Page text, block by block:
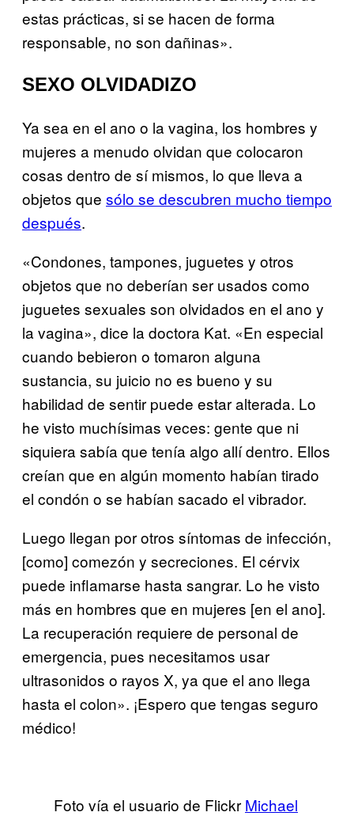
estas prácticas, si se hacen de forma
responsable, no son dañinas».
SEXO OLVIDADIZO
Ya sea en el ano o la vagina, los hombres y
mujeres a menudo olvidan que colocaron
cosas dentro de sí mismos, lo que lleva a
objetos que sólo se descubren mucho tiempo
después.
«Condones, tampones, juguetes y otros
objetos que no deberían ser usados como
juguetes sexuales son olvidados en el ano y
la vagina», dice la doctora Kat. «En especial
cuando bebieron o tomaron alguna
sustancia, su juicio no es bueno y su
habilidad de sentir puede estar alterada. Lo
he visto muchísimas veces: gente que ni
siquiera sabía que tenía algo allí dentro. Ellos
creían que en algún momento habían tirado
el condón o se habían sacado el vibrador.
Luego llegan por otros síntomas de infección,
[como] comezón y secreciones. El cérvix
puede inflamarse hasta sangrar. Lo he visto
más en hombres que en mujeres [en el ano].
La recuperación requiere de personal de
emergencia, pues necesitamos usar
ultrasonidos o rayos X, ya que el ano llega
hasta el colon». ¡Espero que tengas seguro
médico!
Foto vía el usuario de Flickr Michael